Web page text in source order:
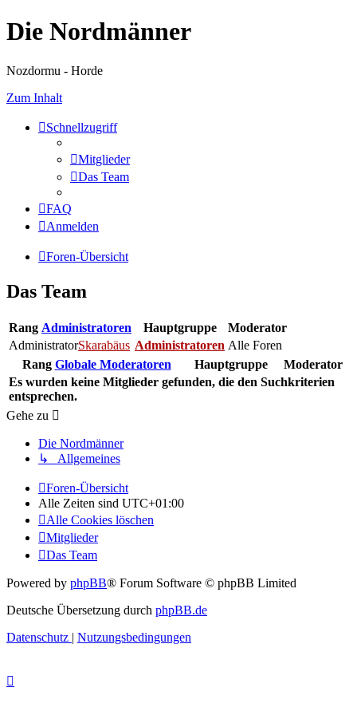
Die Nordmänner
Nozdormu - Horde
Zum Inhalt
Schnellzugriff
Mitglieder
Das Team
FAQ
Anmelden
Foren-Übersicht
Das Team
Rang Administratoren Hauptgruppe
Moderator
AdministratorSkarabäus Administratoren Alle Foren
Rang Globale Moderatoren Hauptgruppe
Moderator
Es wurden keine Mitglieder gefunden, die den Suchkriterien
entsprechen.
Gehe zu
Die Nordmänner
↳ Allgemeines
Foren-Übersicht
Alle Zeiten sind UTC+01:00
Alle Cookies löschen
Mitglieder
Das Team
Powered by phpBB® Forum Software © phpBB Limited
Deutsche Übersetzung durch phpBB.de
Datenschutz | Nutzungsbedingungen